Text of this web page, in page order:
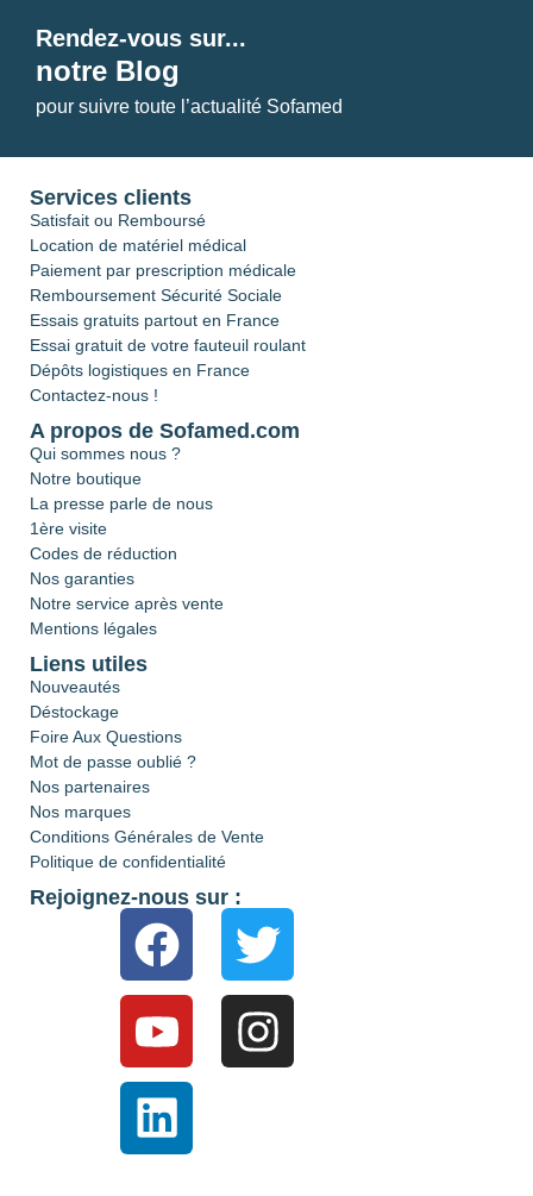
Rendez-vous sur...
notre Blog
pour suivre toute l’actualité Sofamed
Services clients
Satisfait ou Remboursé
Location de matériel médical
Paiement par prescription médicale
Remboursement Sécurité Sociale
Essais gratuits partout en France
Essai gratuit de votre fauteuil roulant
Dépôts logistiques en France
Contactez-nous !
A propos de Sofamed.com
Qui sommes nous ?
Notre boutique
La presse parle de nous
1ère visite
Codes de réduction
Nos garanties
Notre service après vente
Mentions légales
Liens utiles
Nouveautés
Déstockage
Foire Aux Questions
Mot de passe oublié ?
Nos partenaires
Nos marques
Conditions Générales de Vente
Politique de confidentialité
Rejoignez-nous sur :